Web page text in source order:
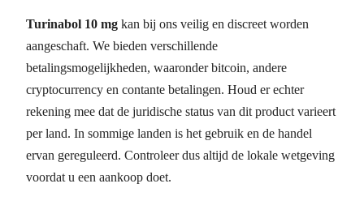
Turinabol 10 mg kan bij ons veilig en discreet worden
aangeschaft. We bieden verschillende
betalingsmogelijkheden, waaronder bitcoin, andere
cryptocurrency en contante betalingen. Houd er echter
rekening mee dat de juridische status van dit product varieert
per land. In sommige landen is het gebruik en de handel
ervan gereguleerd. Controleer dus altijd de lokale wetgeving
voordat u een aankoop doet.